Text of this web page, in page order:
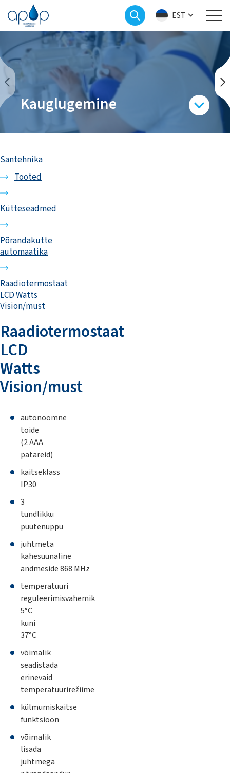
EST
Kauglugemine
Santehnika
Tooted
Kütteseadmed
Põrandakütte
automaatika
Raadiotermostaat
LCD Watts
Vision/must
Raadiotermostaat
LCD
Watts
Vision/must
autonoomne
toide
(2 AAA
patareid)
kaitseklass
IP30
3
tundlikku
puutenuppu
juhtmeta
kahesuunaline
andmeside 868 MHz
temperatuuri
reguleerimisvahemik
5°C
kuni
37°C
võimalik
seadistada
erinevaid
temperatuurirežiime
külmumiskaitse
funktsioon
võimalik
lisada
juhtmega